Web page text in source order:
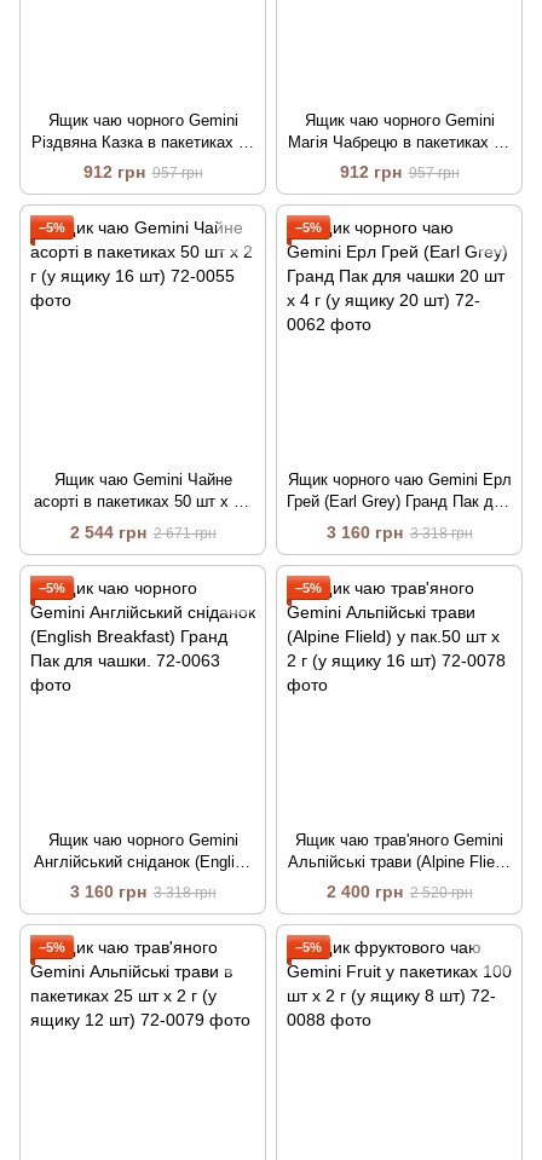
Ящик чаю чорного Gemini
Різдвяна Казка в пакетиках 25
шт х 2 г (у ящику 12 шт)
912 грн 957 грн
Ящик чаю чорного Gemini
Магія Чабрецю в пакетиках 25
шт х 2 г (у ящику 12 шт)
912 грн 957 грн
−5%
Ящик чаю Gemini Чайне
асорті в пакетиках 50 шт х 2 г
(у ящику 16 шт)
2 544 грн 2 671 грн
−5%
Ящик чорного чаю Gemini Ерл
Грей (Earl Grey) Гранд Пак для
чашки 20 шт х 4 г (у ящику 20
3 160 грн 3 318 грн
−5%
Ящик чаю чорного Gemini
Англійський сніданок (English
Breakfast) Гранд Пак для
чашки.
3 160 грн 3 318 грн
−5%
Ящик чаю трав'яного Gemini
Альпійські трави (Alpine Flield)
у пак.50 шт х 2 г (у ящику 16
2 400 грн 2 520 грн
−5% −5%